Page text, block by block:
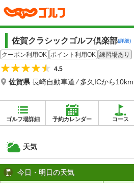
佐賀クラシックゴルフ倶楽部(詳細)
クーポン利用OK ポイント利用OK 練習場あり
4.5
佐賀県 長崎自動車道 ⁄ 多久ICから
ゴルフ場詳細 予約カレンダー コース
天気
今日・明日の天気